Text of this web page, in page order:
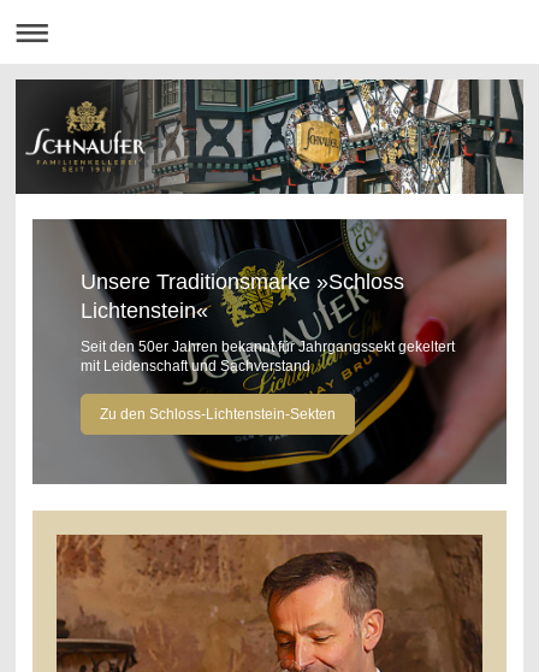
Unsere Traditionsmarke »Schloss
Lichtenstein«
Seit den 50er Jahren bekannt für Jahrgangssekt gekeltert
mit Leidenschaft und Sachverstand
Zu den Schloss-Lichtenstein-Sekten